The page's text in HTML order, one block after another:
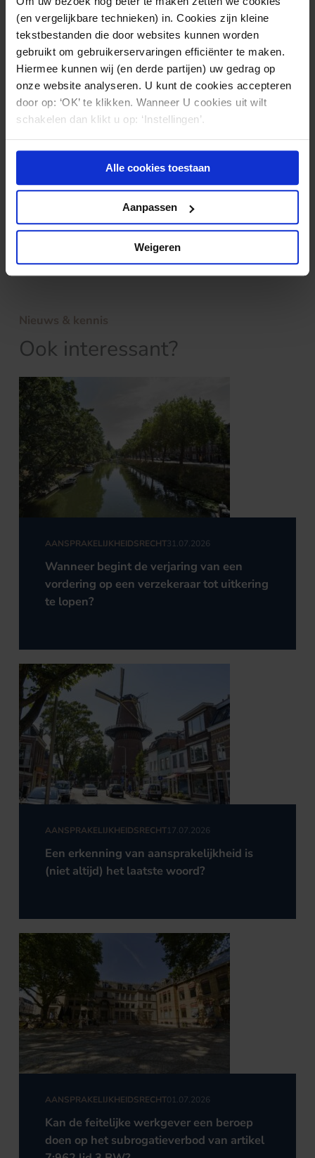
(en vergelijkbare technieken) in. Cookies zijn kleine
tekstbestanden die door websites kunnen worden
gebruikt om gebruikerservaringen efficiënter te maken.
Hiermee kunnen wij (en derde partijen) uw gedrag op
onze website analyseren. U kunt de cookies accepteren
door op: ‘OK’ te klikken. Wanneer U cookies uit wilt
schakelen dan klikt u op: ‘Instellingen’.
Alle cookies toestaan
Aanpassen
Weigeren
(030) 21 22 842
a.messchaert@kbsadvocaten.nl
Nieuws & kennis
Ook interessant?
AANSPRAKELIJKHEIDSRECHT31.07.2026
Wanneer begint de verjaring van een
vordering op een verzekeraar tot uitkering
te lopen?
AANSPRAKELIJKHEIDSRECHT17.07.2026
Een erkenning van aansprakelijkheid is
(niet altijd) het laatste woord?
AANSPRAKELIJKHEIDSRECHT01.07.2026
Kan de feitelijke werkgever een beroep
doen op het subrogatieverbod van artikel